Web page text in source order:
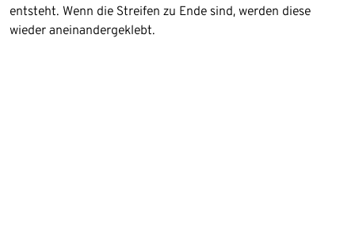
entsteht. Wenn die Streifen zu Ende sind, werden diese
wieder aneinandergeklebt.